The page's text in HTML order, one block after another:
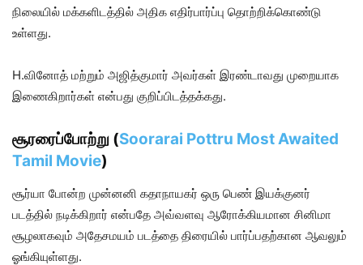
நிலையில் மக்களிடத்தில் அதிக எதிர்பார்ப்பு தொற்றிக்கொண்டு
உள்ளது.
H.வினோத் மற்றும் அஜித்குமார் அவர்கள் இரண்டாவது முறையாக
இணைகிறார்கள் என்பது குறிப்பிடத்தக்கது.
சூரரைப்போற்று (Soorarai Pottru Most Awaited
Tamil Movie)
சூர்யா போன்ற முன்னனி கதாநாயகர் ஒரு பெண் இயக்குனர்
படத்தில் நடிக்கிறார் என்பதே அவ்வளவு ஆரோக்கியமான சினிமா
சூழலாகவும் அதேசமயம் படத்தை திரையில் பார்ப்பதற்கான ஆவலும்
ஓங்கியுள்ளது.